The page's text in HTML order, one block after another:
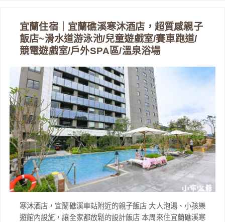
宜蘭住宿｜宜蘭礁溪寒沐酒店，超質感親子
飯店~滑水道游泳池/兒童遊戲室/賽車跑道/
競電遊戲室/戶外SPA區/溫泉浴場
寒沐酒店，宜蘭礁溪車站附近的親子飯店 大人泡湯、小孩樂
遊館內設施，讓全家都放鬆的設計飯店 本周來住宜蘭礁溪寒